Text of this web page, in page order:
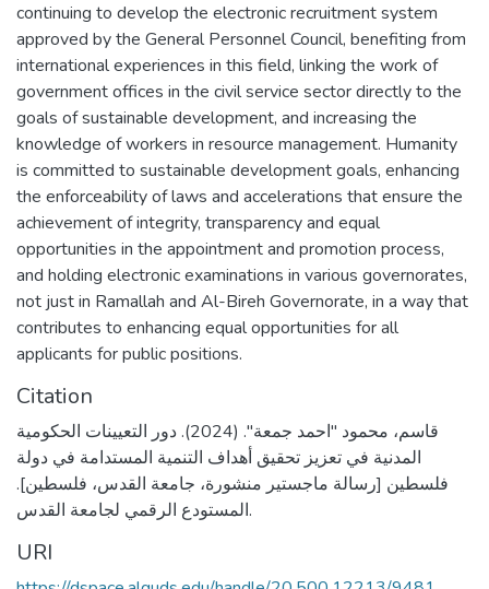
continuing to develop the electronic recruitment system
approved by the General Personnel Council, benefiting from
international experiences in this field, linking the work of
government offices in the civil service sector directly to the
goals of sustainable development, and increasing the
knowledge of workers in resource management. Humanity
is committed to sustainable development goals, enhancing
the enforceability of laws and accelerations that ensure the
achievement of integrity, transparency and equal
opportunities in the appointment and promotion process,
and holding electronic examinations in various governorates,
not just in Ramallah and Al-Bireh Governorate, in a way that
contributes to enhancing equal opportunities for all
applicants for public positions.
Citation
قاسم، محمود "احمد جمعة". (2024). دور التعيينات الحكومية
المدنية في تعزيز تحقيق أهداف التنمية المستدامة في دولة
فلسطين [رسالة ماجستير منشورة، جامعة القدس، فلسطين].
المستودع الرقمي لجامعة القدس.
URI